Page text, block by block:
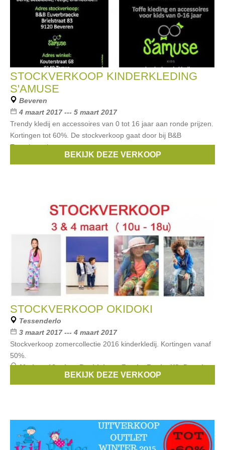
STOCKVERKOOP KINDERKLEDING
S'AMUSE
Beveren
4 maart 2017 --- 5 maart 2017
Trendy kledij en accessoires van 0 tot 16 jaar aan ronde prijzen.
Kortingen tot 60%. De stockverkoop gaat door bij B&B
Euverbraecke.
Lofff,Beebielove,Geisha,Kiezeltje
BEKIJK DEZE VERKOOP
STOCKVERKOOP OKIDOKI
Tessenderlo
3 maart 2017 --- 4 maart 2017
Stockverkoop zomercollectie 2016 kinderkledij. Kortingen vanaf
50%.
Merken:Vingino,Beebielove,Feetje,Funky XS,Petrol
BEKIJK DEZE VERKOOP